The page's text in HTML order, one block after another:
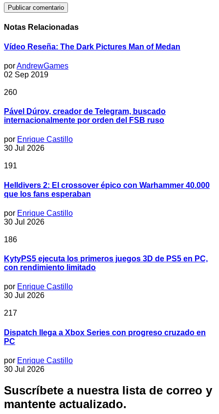
Notas Relacionadas
Vídeo Reseña: The Dark Pictures Man of Medan
porAndrewGames
02 Sep 2019
260
Pável Dúrov, creador de Telegram, buscado
internacionalmente por orden del FSB ruso
por Enrique Castillo
30 Jul 2026
191
Helldivers 2: El crossover épico con Warhammer 40.000
que los fans esperaban
por Enrique Castillo
30 Jul 2026
186
KytyPS5 ejecuta los primeros juegos 3D de PS5 en PC,
con rendimiento limitado
por Enrique Castillo
30 Jul 2026
217
Dispatch llega a Xbox Series con progreso cruzado en
PC
por Enrique Castillo
30 Jul 2026
Suscríbete a nuestra lista de correo y
mantente actualizado.